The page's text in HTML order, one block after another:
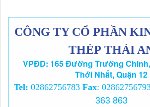
CÔNG TY CỔ PHẦN
THÉP THÁI
VPĐD: 165 Đường Trường
Thới Nhất, Quận 12
Tel: 02862756783 Fax:
363 863